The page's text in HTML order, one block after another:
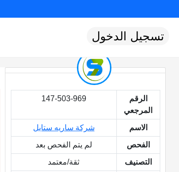
تسجيل الدخول
الرقم
المرجعي
147-503-969
الاسم شركة ساريه ستايل
الفحص لم يتم الفحص بعد
التصنيف ثقة/معتمد